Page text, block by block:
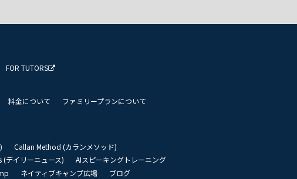
FOR TUTORS
料金について
ファミリープランについて
Callan Method (カランメソッド)
(デイリーニュース)
AIスピーキングトレーニング
ネイティブキャンプ広場 ブログ